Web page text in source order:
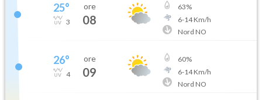
25°
3
ore
08
63%
6-14Km/h
Nord NO
26°
4
ore
09
60%
6-14Km/h
Nord NO